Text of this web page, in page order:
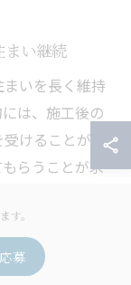
まい継続
いを長く維持
は、施工後の
けることが基
らうことが求
供しているか
す。
募